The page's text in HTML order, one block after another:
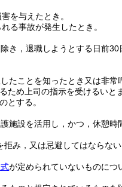
を与えたとき。
る事故が発生したとき。
き，退職しようとする日前
たことを知ったとき又は非
ため上司の指示を受けるいと
とする。
施設を活用し，かつ，休憩
み，又は忌避してはならない
が定められていないものにつ